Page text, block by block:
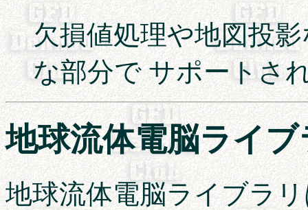
欠損値処理や地図投
な部分で サポートさ
地球流体電脳ライ
地球流体電脳ライブラ